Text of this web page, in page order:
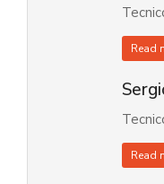
Read
Read